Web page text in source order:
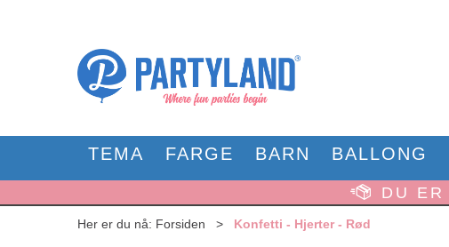
TEMA FARGE BARN BALLONG
DU ER
Her er du nå: Forsiden > Konfetti - Hjerter - Rød